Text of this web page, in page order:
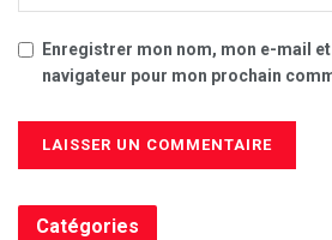
Enregistrer mon nom, mon e-mail
navigateur pour mon prochain
Catégories